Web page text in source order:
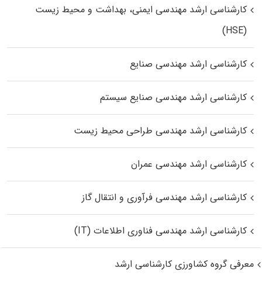
کارشناسی ارشد مهندسی ایمنی، بهداشت و محیط زیست
(HSE)
کارشناسی ارشد مهندسی صنایع
کارشناسی ارشد مهندسی صنایع سیستم
کارشناسی ارشد مهندسی طراحی محیط زیست
کارشناسی ارشد مهندسی عمران
کارشناسی ارشد مهندسی فرآوری و انتقال گاز
کارشناسی ارشد مهندسی فناوری اطلاعات (IT)
معرفی گروه کشاورزی کارشناسی ارشد